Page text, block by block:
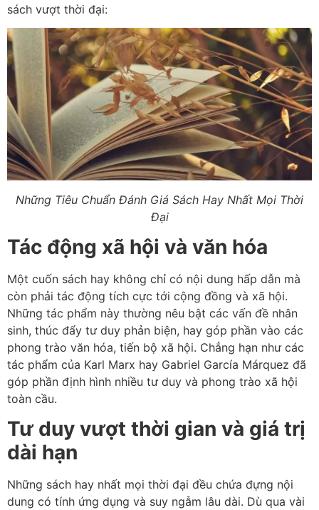
sách vượt thời đại:
Những Tiêu Chuẩn Đánh Giá Sách Hay Nhất Mọi Thời
Đại
Tác động xã hội và văn hóa
Một cuốn sách hay không chỉ có nội dung hấp dẫn mà
còn phải tác động tích cực tới cộng đồng và xã hội.
Những tác phẩm này thường nêu bật các vấn đề nhân
sinh, thúc đẩy tư duy phản biện, hay góp phần vào các
phong trào văn hóa, tiến bộ xã hội. Chẳng hạn như các
tác phẩm của Karl Marx hay Gabriel García Márquez đã
góp phần định hình nhiều tư duy và phong trào xã hội
toàn cầu.
Tư duy vượt thời gian và giá trị
dài hạn
Những sách hay nhất mọi thời đại đều chứa đựng nội
dung có tính ứng dụng và suy ngẫm lâu dài. Dù qua vài